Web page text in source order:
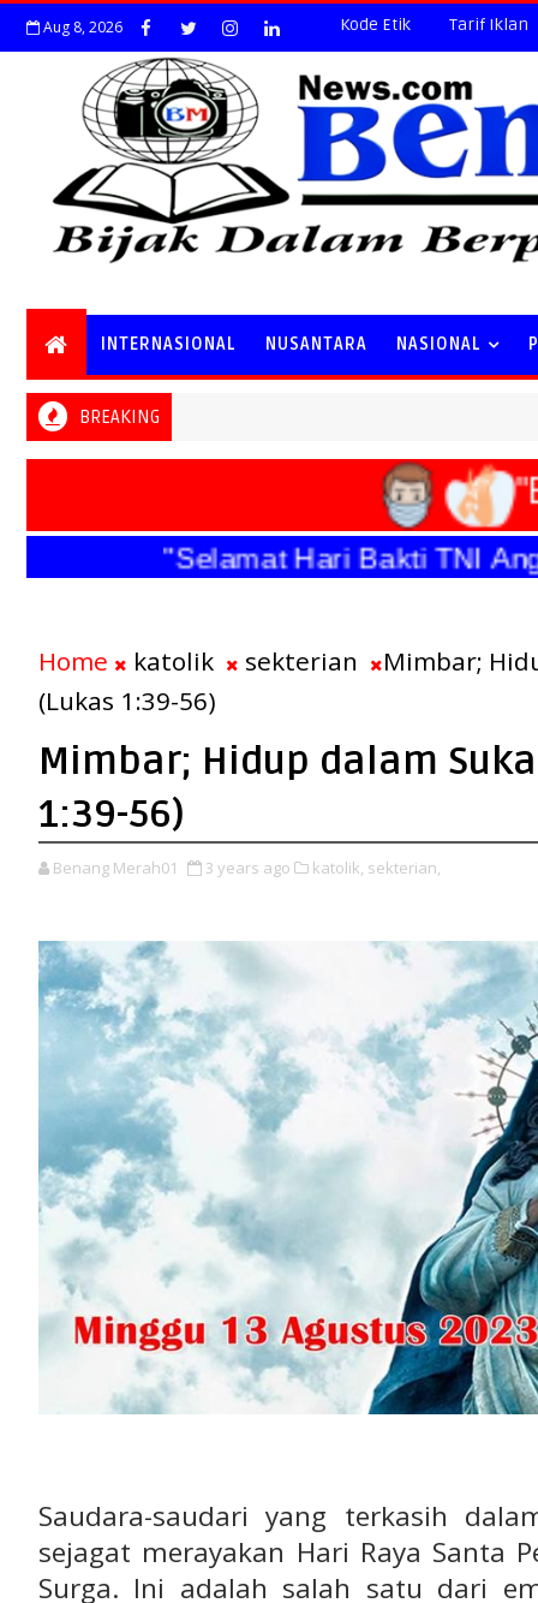
Aug 8, 2026 Kode Etik Tarif Iklan
INTERNASIONAL NUSANTARA NASIONAL
BREAKING
"Selamat Hari Bakti TNI
Home katolik sekterian
Mimbar;
(Lukas 1:39-56)
Mimbar; Hidup dalam
1:39-56)
Benang Merah01 3 years ago katolik, sekterian,
Saudara-saudari yang terkasih
sejagat merayakan Hari Raya Santa
Surga. Ini adalah salah satu dari